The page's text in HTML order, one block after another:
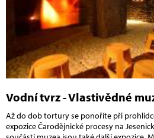
Vodní tvrz - Vlastivědné
Až do dob tortury se ponoříte při
expozice Čarodějnické procesy na